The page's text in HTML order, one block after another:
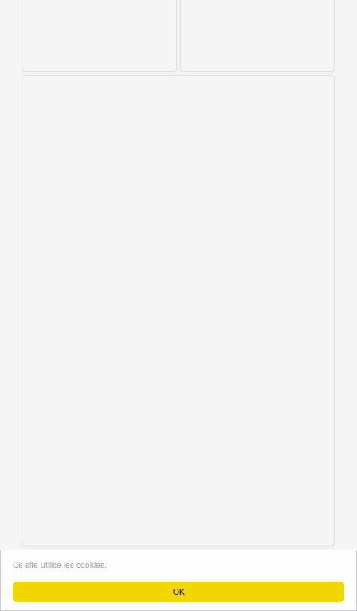
OK
Ce site utilise les cookies.